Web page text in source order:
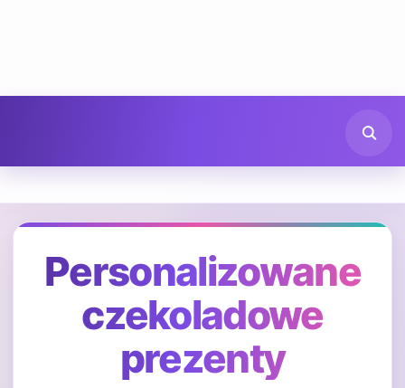
Personalizowane
czekoladowe
prezenty